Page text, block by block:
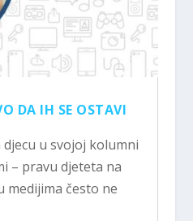
DA IH SE OSTAVI
u svojoj kolumni
– pravu djeteta na
medijima često ne